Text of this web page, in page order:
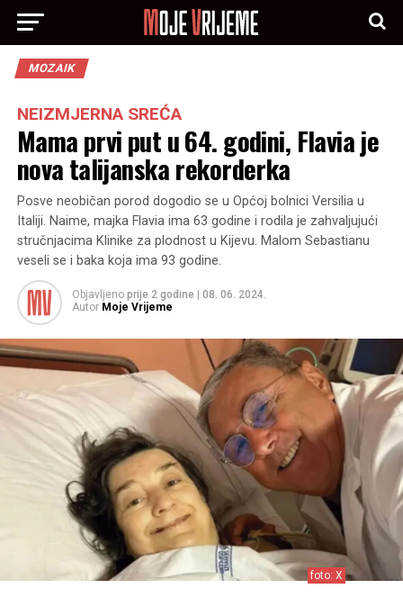
MOZAIK
NEIZMJERNA SREĆA
Mama prvi put u 64. godini, Flavia je
nova talijanska rekorderka
Posve neobičan porod dogodio se u Općoj bolnici Versilia u
Italiji. Naime, majka Flavia ima 63 godine i rodila je zahvaljujući
stručnjacima Klinike za plodnost u Kijevu. Malom Sebastianu
veseli se i baka koja ima 93 godine.
Objavljeno prije 2 godine
08. 06. 2024.
Autor Moje Vrijeme
foto: X